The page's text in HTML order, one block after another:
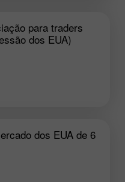
para traders
dos EUA)
dos EUA de 6